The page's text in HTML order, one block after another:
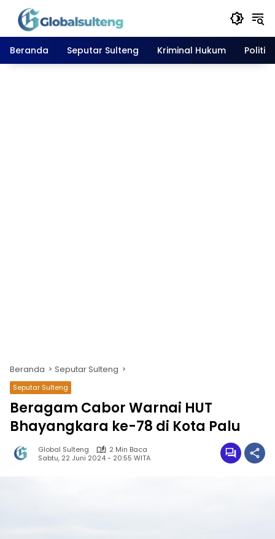
Langsung
konten
Beranda
Seputar Sulteng Kriminal Hukum Politik
Beranda Seputar Sulteng
Seputar Sulteng
Beragam Cabor Warnai HUT
Bhayangkara ke-78 di Kota Palu
Global Sulteng
2 Min Baca
Sabtu, 22 Juni 2024 - 20:55 WITA